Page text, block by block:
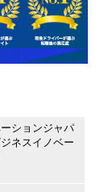
ションジャパ
ネスイノベー